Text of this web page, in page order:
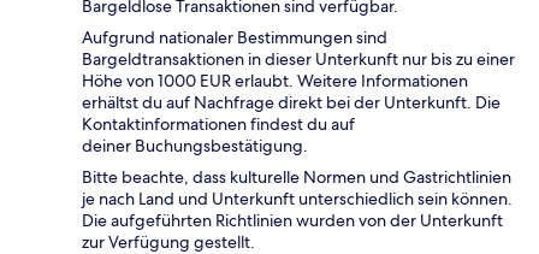
Bargeldlose Transaktionen sind verfügbar.
Aufgrund nationaler Bestimmungen sind
Bargeldtransaktionen in dieser Unterkunft nur bis zu einer
Höhe von 1000 EUR erlaubt. Weitere Informationen
erhältst du auf Nachfrage direkt bei der Unterkunft. Die
Kontaktinformationen findest du auf
deiner Buchungsbestätigung.
Bitte beachte, dass kulturelle Normen und Gastrichtlinien
je nach Land und Unterkunft unterschiedlich sein können.
Die aufgeführten Richtlinien wurden von der Unterkunft
zur Verfügung gestellt.